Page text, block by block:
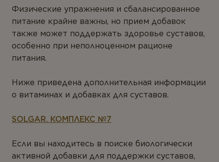
Физические упражнения и сбалансированное
питание крайне важны, но прием добавок
также может поддержать здоровье суставов,
особенно при неполноценном рационе
питания.
Ниже приведена дополнительная информации
о витаминах и добавках для суставов.
SOLGAR. КОМПЛЕКС №7
Если вы находитесь в поиске биологически
активной добавки для поддержки суставов,